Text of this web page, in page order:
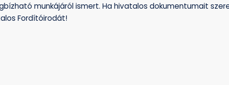
munkájáról ismert. Ha hivatalos dokumentumait
Fordítóirodát!